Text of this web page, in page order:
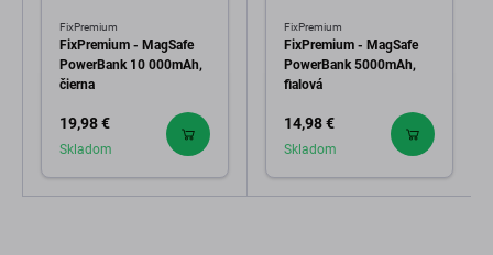
FixPremium
FixPremium - MagSafe
PowerBank 10 000mAh,
čierna
19,98 €
Skladom
FixPremium
FixPremium - MagSafe
PowerBank 5000mAh,
fialová
14,98 €
Skladom